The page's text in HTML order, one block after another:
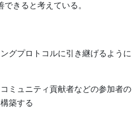
きると考えている。
グプロトコルに引き継げるように
ミュニティ貢献者などの参加者の
築する